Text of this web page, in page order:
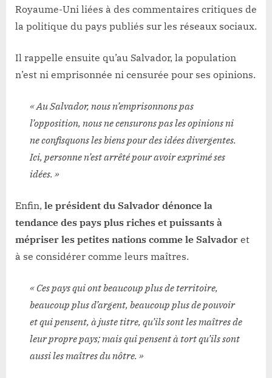
Royaume-Uni liées à des commentaires critiques de
la politique du pays publiés sur les réseaux sociaux.
Il rappelle ensuite qu’au Salvador, la population
n’est ni emprisonnée ni censurée pour ses opinions.
« Au Salvador, nous n’emprisonnons pas
l’opposition, nous ne censurons pas les opinions ni
ne confisquons les biens pour des idées divergentes.
Ici, personne n’est arrêté pour avoir exprimé ses
idées. »
Enfin, le président du Salvador dénonce la
tendance des pays plus riches et puissants à
mépriser les petites nations comme le Salvador et
à se considérer comme leurs maîtres.
« Ces pays qui ont beaucoup plus de territoire,
beaucoup plus d’argent, beaucoup plus de pouvoir
et qui pensent, à juste titre, qu’ils sont les maîtres de
leur propre pays; mais qui pensent à tort qu’ils sont
aussi les maîtres du nôtre. »